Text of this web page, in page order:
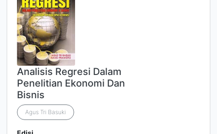
Analisis Regresi Dalam
Penelitian Ekonomi Dan
Bisnis
Agus Tri Basuki